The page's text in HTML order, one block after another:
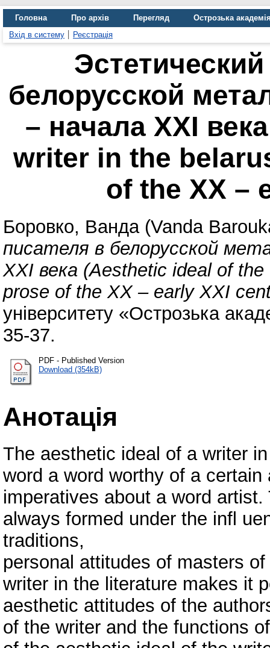
Головна Про архів Перегляд
Острозька
Вхід в систему
Реєстрація
белорусской
– начала ХХІ
writer in the
of the XX –
Боровко, Ванда (Vanda
писателя в белорусской
ХХІ века (Аesthetic ideal of
prose of the XX – early XXI
університету «Острозька
35-37.
PDF - Published Version
Download (354kB)
Анотація
The aesthetic ideal of a writer
word a word worthy of a certain
imperatives about a word
always formed under the infl
traditions,
personal attitudes of masters
writer in the literature makes it
aesthetic attitudes of the
of the writer and the functions